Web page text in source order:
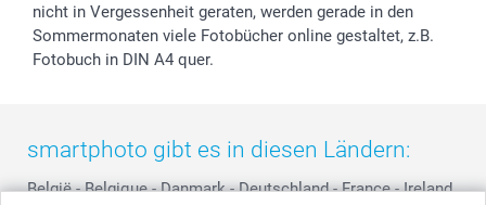
nicht in Vergessenheit geraten, werden gerade in den
Sommermonaten viele Fotobücher online gestaltet, z.B.
Fotobuch in DIN A4 quer.
smartphoto gibt es in diesen Ländern:
België - Belgique - Danmark - Deutschland - France - Ireland